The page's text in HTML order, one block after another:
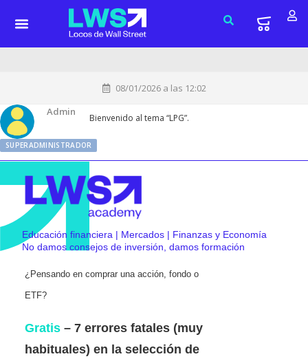
08/01/2026 a las 12:02
Admin
SUPERADMINISTRADOR
Bienvenido al tema “LPG”.
Educación financiera | Mercados | Finanzas y Economía
No damos consejos de inversión, damos formación
¿Pensando en comprar una acción, fondo o
ETF?
Gratis – 7 errores fatales (muy
habituales) en la selección de